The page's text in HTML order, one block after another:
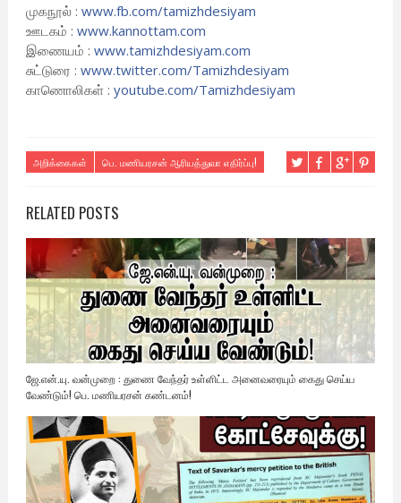
முகநூல் : www.fb.com/tamizhdesiyam
ஊடகம் : www.kannottam.com
இணையம் : www.tamizhdesiyam.com
சுட்டுரை : www.twitter.com/Tamizhdesiyam
காணொலிகள் : youtube.com/Tamizhdesiyam
அறிக்கைகள் பெ. மணியரசன் ஆரியத்துவா எதிர்ப்பு!
RELATED POSTS
ஜே.என்.யு. வன்முறை : துணை வேந்தர் உள்ளிட்ட அனைவரையும் கைது செய்ய
வேண்டும்! பெ. மணியரசன் கண்டனம்!